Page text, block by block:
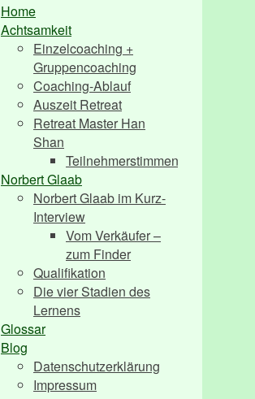
Home
Achtsamkeit
Einzelcoaching +
Gruppencoaching
Coaching-Ablauf
Auszeit Retreat
Retreat Master Han
Shan
Teilnehmerstimmen
Norbert Glaab
Norbert Glaab im Kurz-
Interview
Vom Verkäufer –
zum Finder
Qualifikation
Die vier Stadien des
Lernens
Glossar
Blog
Datenschutzerklärung
Impressum